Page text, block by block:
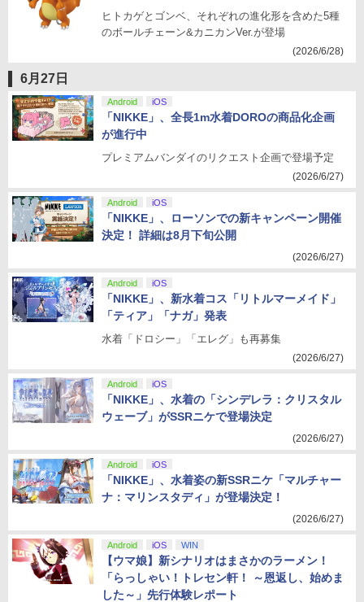
ヒトカゲとゴンベ、それぞれの進化形を含めた5種
のボールチェーン&カニカンVer.が登場
(2026/6/28)
6月27日
Android iOS
「NIKKE」、全長1m水着DOROの商品化企画
が進行中
プレミアムバンダイのリクエスト企画で登場予定
(2026/6/27)
Android iOS
「NIKKE」、ローソンでの新キャンペーン開催
決定！ 詳細は8月下旬公開
(2026/6/27)
Android iOS
「NIKKE」、新水着コス「リトルマーメイド」
「ティア」「ナガ」発表
水着「ドロシー」「エレグ」も再募集
(2026/6/27)
Android iOS
「NIKKE」、水着の「シンデレラ：クリスタル
ウェーブ」がSSRニケで登場決定
(2026/6/27)
Android iOS
「NIKKE」、水着姿の新SSRニケ「マルチャー
ナ：マリンスタディ」が登場決定！
(2026/6/27)
Android iOS WIN
【ウマ娘】新シナリオはまさかのラーメン！
「らっしゃい！トレセン軒！ ～恩返し、始めま
した～」先行体験レポート